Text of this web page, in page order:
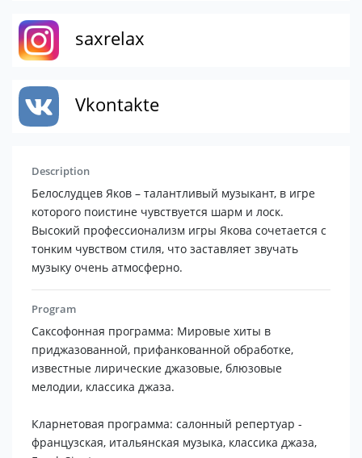
saxrelax
Vkontakte
Description
Белослудцев Яков – талантливый музыкант, в игре
которого поистине чувствуется шарм и лоск.
Высокий профессионализм игры Якова сочетается с
тонким чувством стиля, что заставляет звучать
музыку очень атмосферно.
Program
Саксофонная программа: Мировые хиты в
приджазованной, прифанкованной обработке,
известные лирические джазовые‚ блюзовые
мелодии, классика джаза.
Кларнетовая программа: салонный репертуар -
французская, итальянская музыка, классика джаза,